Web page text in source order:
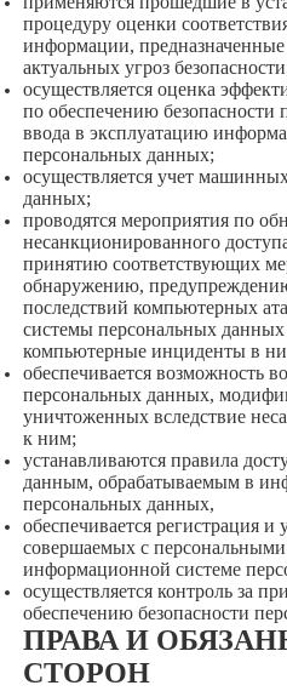
процедуру оценки
информации, предназначенные
актуальных угроз
осуществляется оценка
по обеспечению
ввода в эксплуатацию
персональных данных;
осуществляется учет
данных;
проводятся мероприятия по
несанкционированного
принятию соответствующих
обнаружению,
последствий компьютерных
системы персональных
компьютерные инциденты в
обеспечивается возможность
персональных данных,
уничтоженных вследствие
к ним;
устанавливаются правила
данным, обрабатываемым в
персональных данных,
обеспечивается регистрация и
совершаемых с
информационной системе
осуществляется контроль за
обеспечению безопасности
ПРАВА И
СТОРОН